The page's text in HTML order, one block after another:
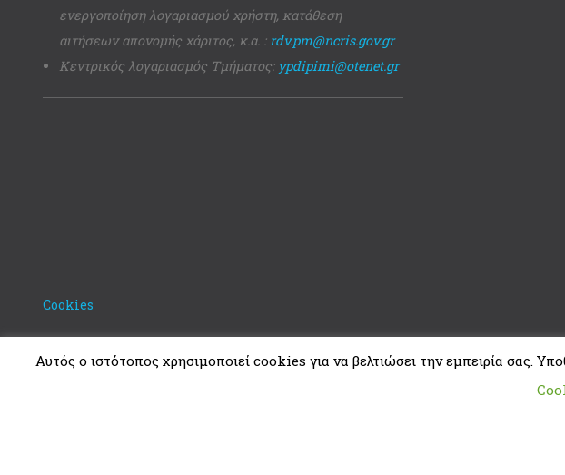
ενεργοποίηση λογαριασμού χρήστη, κατάθεση
αιτήσεων απονομής χάριτος, κ.α. :rdv.pm@ncris.gov.gr
Κεντρικός λογαριασμός Τμήματος: ypdipimi@otenet.gr
Cookies
Αυτός ο ιστότοπος χρησιμοποιεί cookies για να βελτιώσει την εμπειρία σας.